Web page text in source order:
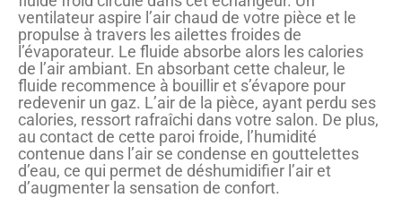
ventilateur aspire l’air chaud de votre pièce et le
propulse à travers les ailettes froides de
l’évaporateur. Le fluide absorbe alors les calories
de l’air ambiant. En absorbant cette chaleur, le
fluide recommence à bouillir et s’évapore pour
redevenir un gaz. L’air de la pièce, ayant perdu ses
calories, ressort rafraîchi dans votre salon. De plus,
au contact de cette paroi froide, l’humidité
contenue dans l’air se condense en gouttelettes
d’eau, ce qui permet de déshumidifier l’air et
d’augmenter la sensation de confort.